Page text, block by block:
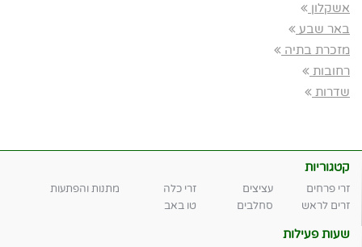
אשקלון
באר שבע
מזכרת בתיה
רחובות
שדרות
קטגוריות
זרי פרחים עציצים זרי כלה
מתנות והפתעות
זרים לראש
סחלבים טו באב
שעות פעילות